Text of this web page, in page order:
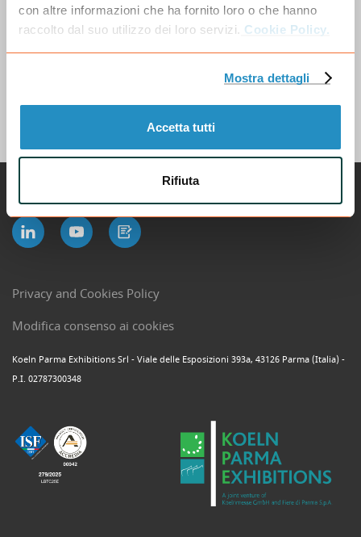
con altre informazioni che ha fornito loro o che hanno
raccolto dal suo utilizzo dei loro servizi. Cookie Policy.
Mostra dettagli
Accetta tutti
Rifiuta
Scopri come organizzare la tua visita a Labotec e
Privacy and Cookies Policy
Modifica consenso ai cookies
Koeln Parma Exhibitions Srl - Viale delle Esposizioni 393a, 43126 Parma (Italia) -
P.I. 02787300348